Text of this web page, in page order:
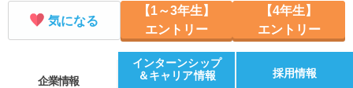
気になる
【1～3年生】
エントリー
【4年生】
エントリー
企業情報
インターンシップ
＆キャリア情報
採用情報